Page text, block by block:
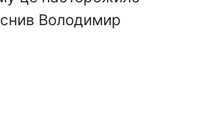
Володимир